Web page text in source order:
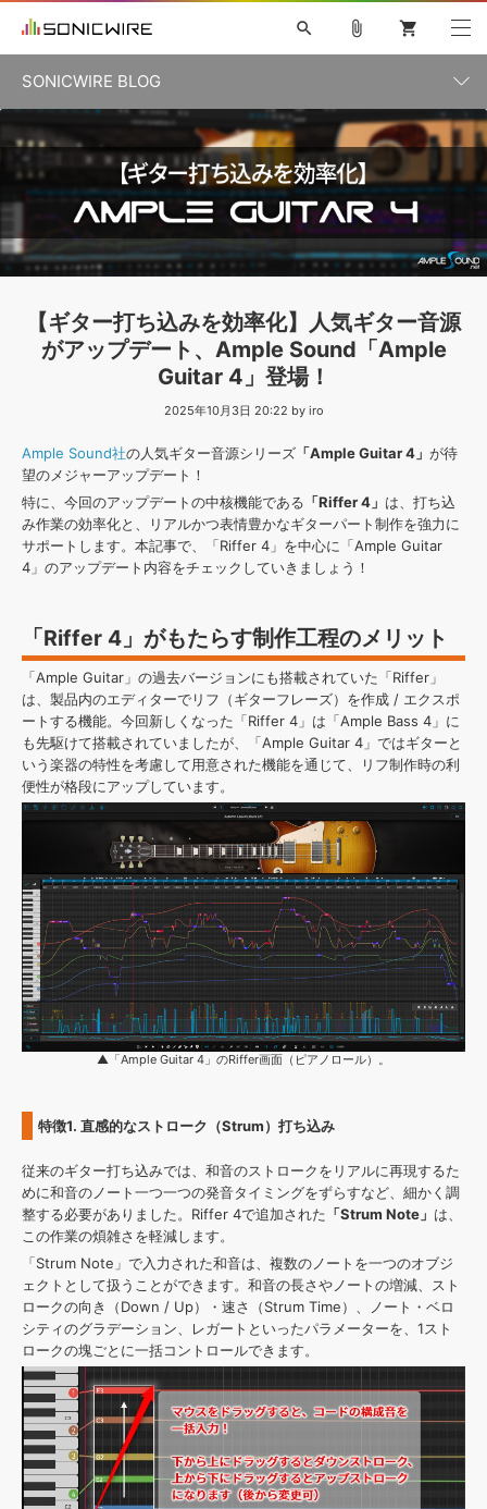
ソフト音源 »
プラグイン・エフェクト »
ソフトウェア／ツール »
効果音 »
BGM »
キャンペーン »
特集 »
ニュースレター »
製品サポート情報 »
FAQ »
お問い合わせ »
楽曲配信流通サービス
無償のサウンド管理ソフト
APS 映像のBGM・セリフを音声分離
SLS 音素材の制作・ライセンス提供
search
初音ミク V4X 鏡音リン・レン V4X
巡音ルカ V4X
ボーカル抜き出し
MEIKO V3 KAITO V3
MASSIVE
SYLENTH1
VOCALOID VIENNA
ライセンスフリーBGM
サンプルパックを試そう
MUTANT
シネマティック音源特集
EZdrummer2
KOTO NATION
ソフト音源 プラグイン・エフェクト サンプルパック
ソフトウェア／ツール DAW 効果音
attach_file shopping_cart
SONICWIRE BLOG
カテゴリ一覧
【ギター打ち込みを効率化】人気ギター音源
がアップデート、Ample Sound「Ample
Guitar 4」登場！
2025年10月3日 20:22 by iro
Ample Sound社の人気ギター音源シリーズ 「Ample Guitar 4」 が待
望のメジャーアップデート！
特に、今回のアップデートの中核機能である 「Riffer 4」 は、打ち込
み作業の効率化と、リアルかつ表情豊かなギターパート制作を強力に
サポートします。本記事で、「Riffer 4」を中心に「Ample Guitar
4」のアップデート内容をチェックしていきましょう！
「Riffer 4」がもたらす制作工程のメリット
「Ample Guitar」の過去バージョンにも搭載されていた「Riffer」
は、製品内のエディターでリフ（ギターフレーズ）を作成 / エクスポ
ートする機能。今回新しくなった「Riffer 4」は「Ample Bass 4」に
も先駆けて搭載されていましたが、「Ample Guitar 4」ではギターと
いう楽器の特性を考慮して用意された機能を通じて、リフ制作時の利
便性が格段にアップしています。
▲「Ample Guitar 4」のRiffer画面（ピアノロール）。
特徴1. 直感的なストローク（Strum）打ち込み
従来のギター打ち込みでは、和音のストロークをリアルに再現するた
めに和音のノート一つ一つの発音タイミングをずらすなど、細かく調
整する必要がありました。Riffer 4で追加された 「Strum Note」 は、
この作業の煩雑さを軽減します。
「Strum Note」で入力された和音は、複数のノートを一つのオブジ
ェクトとして扱うことができます。和音の長さやノートの増減、スト
ロークの向き（Down / Up）・速さ（Strum Time）、ノート・ベロ
シティのグラデーション、レガートといったパラメーターを、1スト
ロークの塊ごとに一括コントロールできます。